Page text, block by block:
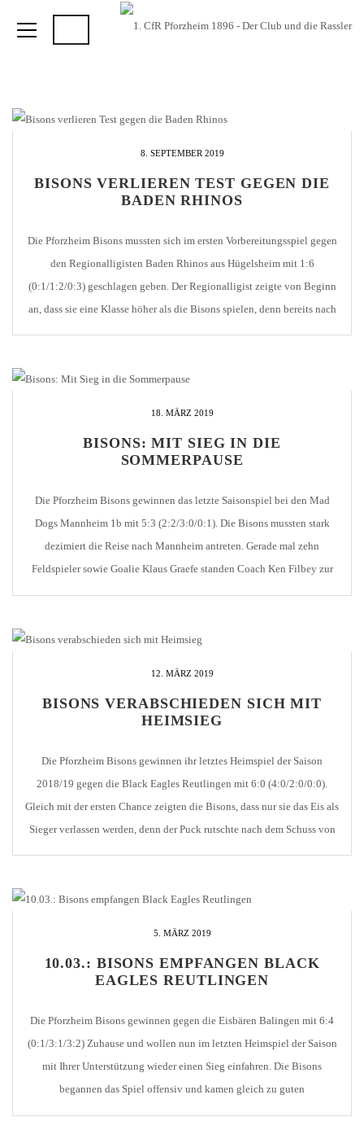
8. SEPTEMBER 2019
BISONS VERLIEREN TEST GEGEN DIE
BADEN RHINOS
Die Pforzheim Bisons mussten sich im ersten Vorbereitungsspiel gegen
den Regionalligisten Baden Rhinos aus Hügelsheim mit 1:6
(0:1/1:2/0:3) geschlagen geben. Der Regionalligist zeigte von Beginn
an, dass sie eine Klasse höher als die Bisons spielen, denn bereits nach
65 Sekunden gingen die Hügelsheimer durch Deniz Friedberger mit 1:0
18. MÄRZ 2019
BISONS: MIT SIEG IN DIE
SOMMERPAUSE
Die Pforzheim Bisons gewinnen das letzte Saisonspiel bei den Mad
Dogs Mannheim 1b mit 5:3 (2:2/3:0/0:1). Die Bisons mussten stark
dezimiert die Reise nach Mannheim antreten. Gerade mal zehn
Feldspieler sowie Goalie Klaus Graefe standen Coach Ken Filbey zur
12. MÄRZ 2019
BISONS VERABSCHIEDEN SICH MIT
HEIMSIEG
Die Pforzheim Bisons gewinnen ihr letztes Heimspiel der Saison
2018/19 gegen die Black Eagles Reutlingen mit 6:0 (4:0/2:0/0:0).
Gleich mit der ersten Chance zeigten die Bisons, dass nur sie das Eis als
Sieger verlassen werden, denn der Puck rutschte nach dem Schuss von
5. MÄRZ 2019
10.03.: BISONS EMPFANGEN BLACK
EAGLES REUTLINGEN
Die Pforzheim Bisons gewinnen gegen die Eisbären Balingen mit 6:4
(0:1/3:1/3:2) Zuhause und wollen nun im letzten Heimspiel der Saison
mit Ihrer Unterstützung wieder einen Sieg einfahren. Die Bisons
begannen das Spiel offensiv und kamen gleich zu guten